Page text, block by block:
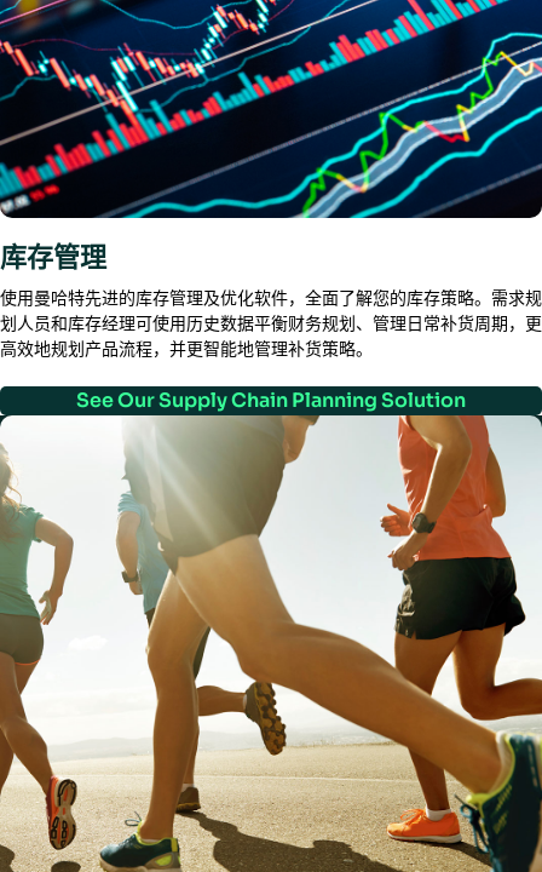
库存管理
使用曼哈特先进的库存管理及优化软件，全面了解您的库存策略。需求规
划人员和库存经理可使用历史数据平衡财务规划、管理日常补货周期，更
高效地规划产品流程，并更智能地管理补货策略。
See Our Supply Chain Planning Solution